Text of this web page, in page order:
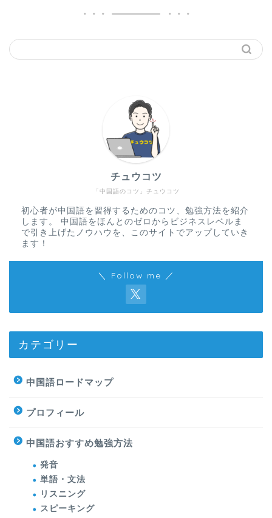
「中国語のコツ」チュウコツ
チュウコツ
初心者が中国語を習得するためのコツ、勉強方法を紹介
します。 中国語をほんとのゼロからビジネスレベルま
で引き上げたノウハウを、このサイトでアップしていき
ます！
＼ Follow me ／
カテゴリー
中国語ロードマップ
プロフィール
中国語おすすめ勉強方法
発音
単語・文法
リスニング
スピーキング